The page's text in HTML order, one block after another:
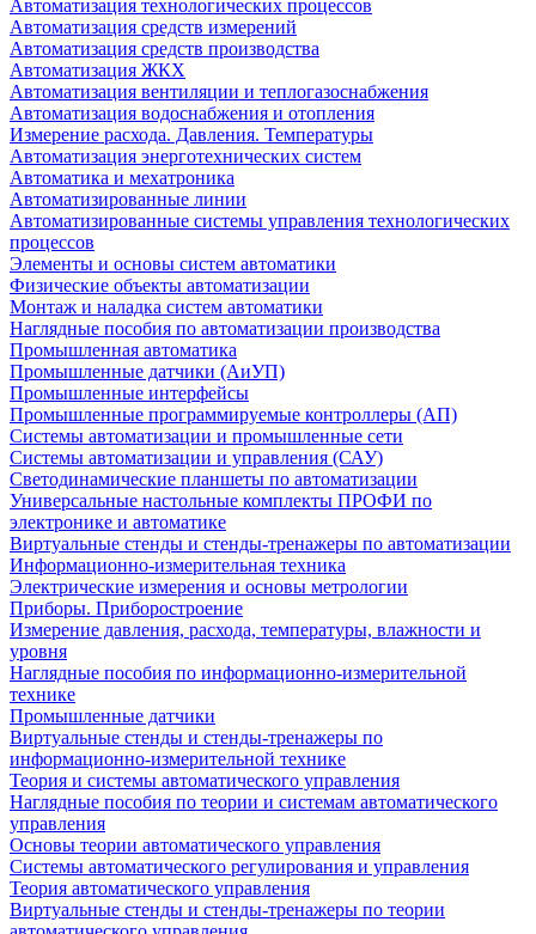
Автоматизация технологических процессов
Автоматизация средств измерений
Автоматизация средств производства
Автоматизация ЖКХ
Автоматизация вентиляции и теплогазоснабжения
Автоматизация водоснабжения и отопления
Измерение расхода. Давления. Температуры
Автоматизация энерготехнических систем
Автоматика и мехатроника
Автоматизированные линии
Автоматизированные системы управления технологических
процессов
Элементы и основы систем автоматики
Физические объекты автоматизации
Монтаж и наладка систем автоматики
Наглядные пособия по автоматизации производства
Промышленная автоматика
Промышленные датчики (АиУП)
Промышленные интерфейсы
Промышленные программируемые контроллеры (АП)
Системы автоматизации и промышленные сети
Системы автоматизации и управления (САУ)
Светодинамические планшеты по автоматизации
Универсальные настольные комплекты ПРОФИ по
электронике и автоматике
Виртуальные стенды и стенды-тренажеры по автоматизации
Информационно-измерительная техника
Электрические измерения и основы метрологии
Приборы. Приборостроение
Измерение давления, расхода, температуры, влажности и
уровня
Наглядные пособия по информационно-измерительной
технике
Промышленные датчики
Виртуальные стенды и стенды-тренажеры по
информационно-измерительной технике
Теория и системы автоматического управления
Наглядные пособия по теории и системам автоматического
управления
Основы теории автоматического управления
Системы автоматического регулирования и управления
Теория автоматического управления
Виртуальные стенды и стенды-тренажеры по теории